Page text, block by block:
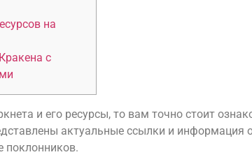
на
с
и его ресурсы, то вам точно стоит
актуальные ссылки и информация
поклонников.